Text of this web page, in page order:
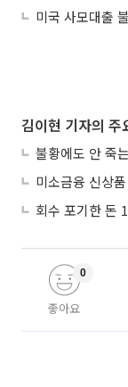
미국 사모대출
김이현 기자의 주
좋아요
0